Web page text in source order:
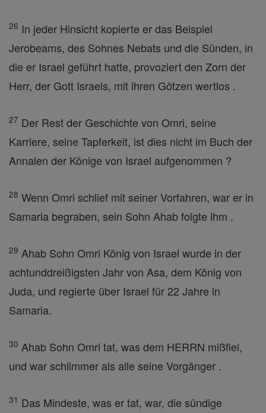
26 In jeder Hinsicht kopierte er das Beispiel
Jerobeams, des Sohnes Nebats und die Sünden, in
die er Israel geführt hatte, provoziert den Zorn der
Herr, der Gott Israels, mit ihren Götzen wertlos .
27 Der Rest der Geschichte von Omri, seine
Karriere, seine Tapferkeit, ist dies nicht im Buch der
Annalen der Könige von Israel aufgenommen ?
28 Wenn Omri schlief mit seiner Vorfahren, war er in
Samaria begraben, sein Sohn Ahab folgte ihm .
29 Ahab Sohn Omri König von Israel wurde in der
achtunddreißigsten Jahr von Asa, dem König von
Juda, und regierte über Israel für 22 Jahre in
Samaria.
30 Ahab Sohn Omri tat, was dem HERRN mißfiel,
und war schlimmer als alle seine Vorgänger .
31 Das Mindeste, was er tat, war, die sündige